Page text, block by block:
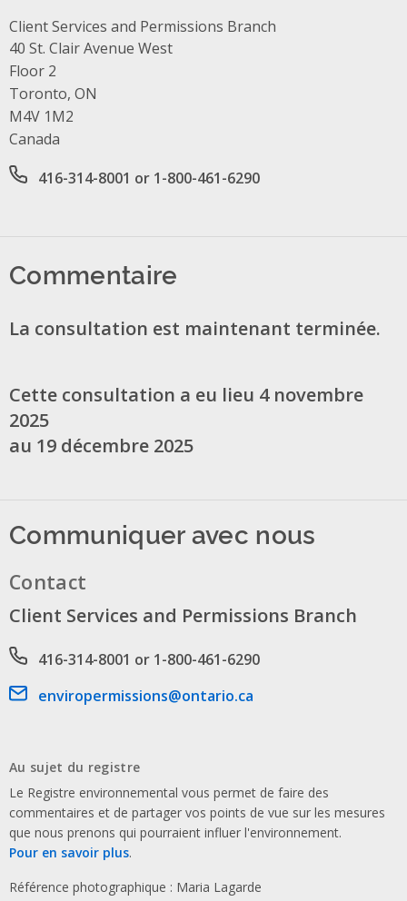
Client Services and Permissions Branch
Address
40 St. Clair Avenue West
Floor 2
Toronto, ON
M4V 1M2
Canada
Office phone number
416-314-8001 or 1-800-461-6290
Commentaire
La consultation est maintenant terminée.
Cette consultation a eu lieu 4 novembre
2025
au 19 décembre 2025
Communiquer avec nous
Contact
Client Services and Permissions Branch
Phone number
416-314-8001 or 1-800-461-6290
Email address
enviropermissions@ontario.ca
Au sujet du registre
Le Registre environnemental vous permet de faire des
commentaires et de partager vos points de vue sur les mesures
que nous prenons qui pourraient influer l'environnement.
Pour en savoir plus.
Référence photographique : Maria Lagarde